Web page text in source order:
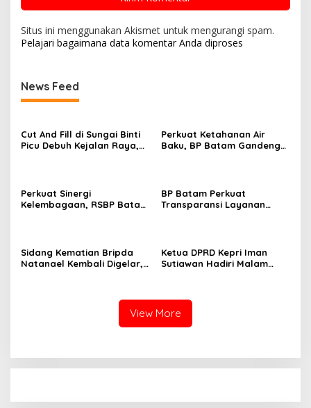
Situs ini menggunakan Akismet untuk mengurangi spam.
Pelajari bagaimana data komentar Anda diproses
News Feed
Cut And Fill di Sungai Binti
Picu Debuh Kejalan Raya,
Perkuat Ketahanan Air
Baku, BP Batam Gandeng
Perkuat Sinergi
Kelembagaan, RSBP Batam
BP Batam Perkuat
Transparansi Layanan
Sidang Kematian Bripda
Natanael Kembali Digelar,
Ketua DPRD Kepri Iman
Sutiawan Hadiri Malam
View More